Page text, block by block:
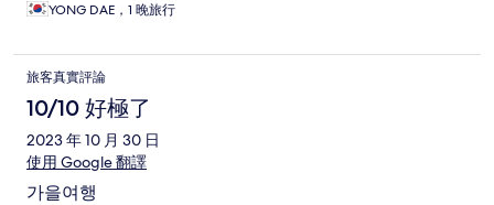
YONG DAE，1 晚旅行
旅客真實評論
10/10 好極了
2023 年 10 月 30 日
使用 Google 翻譯
가을여행